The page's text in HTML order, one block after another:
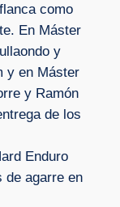
como
En Máster
y
y en Máster
y Ramón
de los
Enduro
de agarre en